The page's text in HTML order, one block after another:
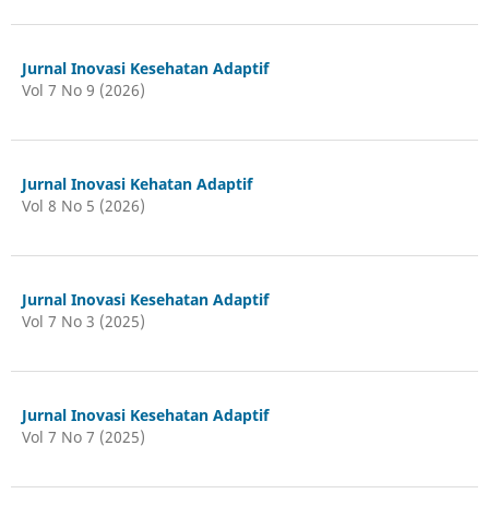
Jurnal Inovasi Kesehatan Adaptif
Vol 7 No 9 (2026)
Jurnal Inovasi Kehatan Adaptif
Vol 8 No 5 (2026)
Jurnal Inovasi Kesehatan Adaptif
Vol 7 No 3 (2025)
Jurnal Inovasi Kesehatan Adaptif
Vol 7 No 7 (2025)